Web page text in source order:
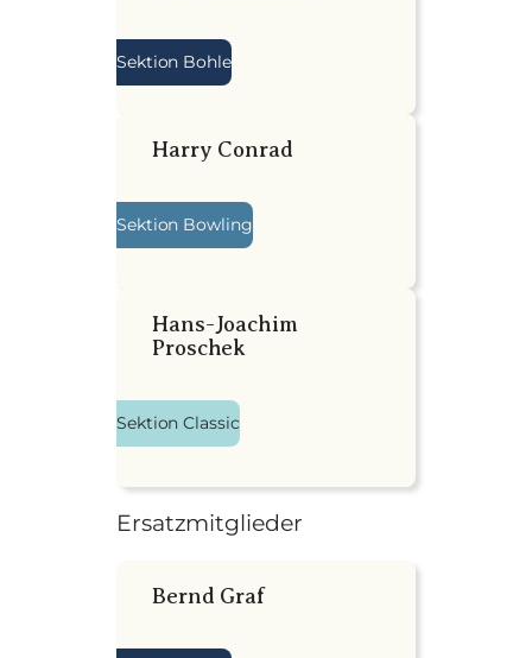
Sektion Bohle
Harry Conrad
Sektion Bowling
Hans-Joachim
Proschek
Sektion Classic
Ersatzmitglieder
Bernd Graf